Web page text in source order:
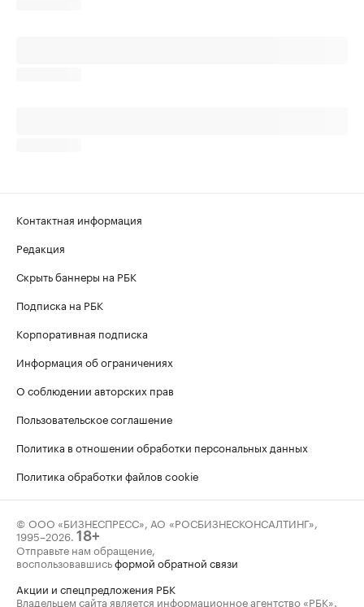
Контактная информация
Редакция
Скрыть баннеры на РБК
Подписка на РБК
Корпоративная подписка
Информация об ограничениях
О соблюдении авторских прав
Пользовательское соглашение
Политика в отношении обработки персональных данных
Политика обработки файлов cookie
© ООО «БИЗНЕСПРЕСС», АО «РОСБИЗНЕСКОНСАЛТИНГ»,
1995–2026. 18+
Отправьте нам обращение,
воспользовавшисьформой обратной связи
Акции и спецпредложения РБК
Владельцем сайта является информационное агентство «РБК».